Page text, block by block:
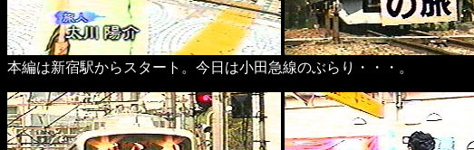
本編は新宿駅からスタート。今日は小田急線のぶらり・・・。